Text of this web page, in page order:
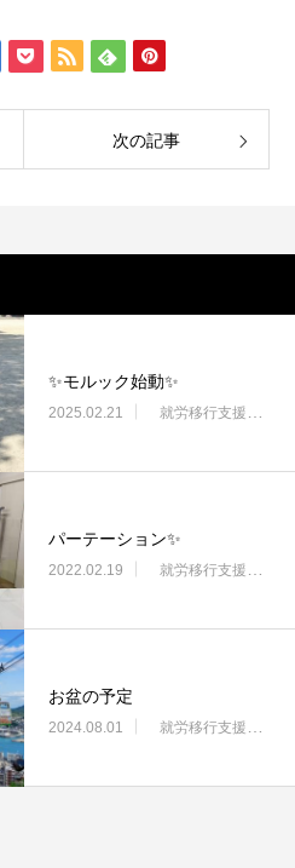
次の記事
✨モルック始動✨
2025.02.21 就労移行支援・ニコサービス城東センター
パーテーション✨
2022.02.19 就労移行支援・ニコサービス城東センター
お盆の予定
2024.08.01 就労移行支援・ニコサービス城東センター